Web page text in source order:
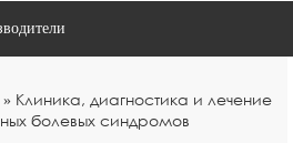
Клиника, диагностика и лечение
болевых синдромов